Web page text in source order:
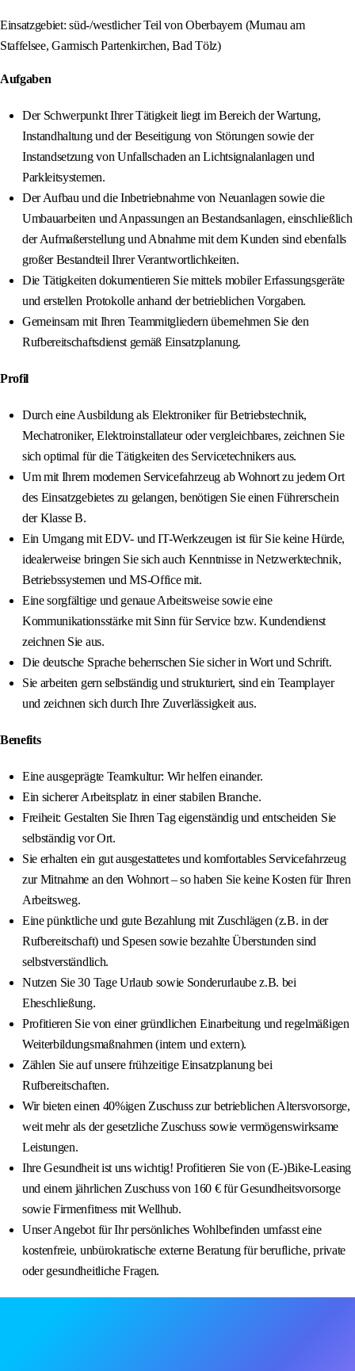
Einsatzgebiet: süd-/westlicher Teil von Oberbayern (Murnau am
Staffelsee, Garmisch Partenkirchen, Bad Tölz)
Aufgaben
Der Schwerpunkt Ihrer Tätigkeit liegt im Bereich der Wartung,
Instandhaltung und der Beseitigung von Störungen sowie der
Instandsetzung von Unfallschaden an Lichtsignalanlagen und
Parkleitsystemen.
Der Aufbau und die Inbetriebnahme von Neuanlagen sowie die
Umbauarbeiten und Anpassungen an Bestandsanlagen, einschließlich
der Aufmaßerstellung und Abnahme mit dem Kunden sind ebenfalls
großer Bestandteil Ihrer Verantwortlichkeiten.
Die Tätigkeiten dokumentieren Sie mittels mobiler Erfassungsgeräte
und erstellen Protokolle anhand der betrieblichen Vorgaben.
Gemeinsam mit Ihren Teammitgliedern übernehmen Sie den
Rufbereitschaftsdienst gemäß Einsatzplanung.
Profil
Durch eine Ausbildung als Elektroniker für Betriebstechnik,
Mechatroniker, Elektroinstallateur oder vergleichbares, zeichnen Sie
sich optimal für die Tätigkeiten des Servicetechnikers aus.
Um mit Ihrem modernen Servicefahrzeug ab Wohnort zu jedem Ort
des Einsatzgebietes zu gelangen, benötigen Sie einen Führerschein
der Klasse B.
Ein Umgang mit EDV- und IT-Werkzeugen ist für Sie keine Hürde,
idealerweise bringen Sie sich auch Kenntnisse in Netzwerktechnik,
Betriebssystemen und MS-Office mit.
Eine sorgfältige und genaue Arbeitsweise sowie eine
Kommunikationsstärke mit Sinn für Service bzw. Kundendienst
zeichnen Sie aus.
Die deutsche Sprache beherrschen Sie sicher in Wort und Schrift.
Sie arbeiten gern selbständig und strukturiert, sind ein Teamplayer
und zeichnen sich durch Ihre Zuverlässigkeit aus.
Benefits
Eine ausgeprägte Teamkultur: Wir helfen einander.
Ein sicherer Arbeitsplatz in einer stabilen Branche.
Freiheit: Gestalten Sie Ihren Tag eigenständig und entscheiden Sie
selbständig vor Ort.
Sie erhalten ein gut ausgestattetes und komfortables Servicefahrzeug
zur Mitnahme an den Wohnort – so haben Sie keine Kosten für Ihren
Arbeitsweg.
Eine pünktliche und gute Bezahlung mit Zuschlägen (z.B. in der
Rufbereitschaft) und Spesen sowie bezahlte Überstunden sind
selbstverständlich.
Nutzen Sie 30 Tage Urlaub sowie Sonderurlaube z.B. bei
Eheschließung.
Profitieren Sie von einer gründlichen Einarbeitung und regelmäßigen
Weiterbildungsmaßnahmen (intern und extern).
Zählen Sie auf unsere frühzeitige Einsatzplanung bei
Rufbereitschaften.
Wir bieten einen 40%igen Zuschuss zur betrieblichen Altersvorsorge,
weit mehr als der gesetzliche Zuschuss sowie vermögenswirksame
Leistungen.
Ihre Gesundheit ist uns wichtig! Profitieren Sie von (E-)Bike-Leasing
und einem jährlichen Zuschuss von 160 € für Gesundheitsvorsorge
sowie Firmenfitness mit Wellhub.
Unser Angebot für Ihr persönliches Wohlbefinden umfasst eine
kostenfreie, unbürokratische externe Beratung für berufliche, private
oder gesundheitliche Fragen.